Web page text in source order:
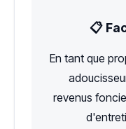
📋
En tant que
revenus